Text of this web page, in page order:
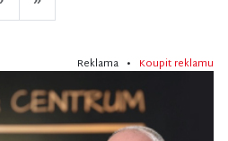
Reklama • Koupit reklamu